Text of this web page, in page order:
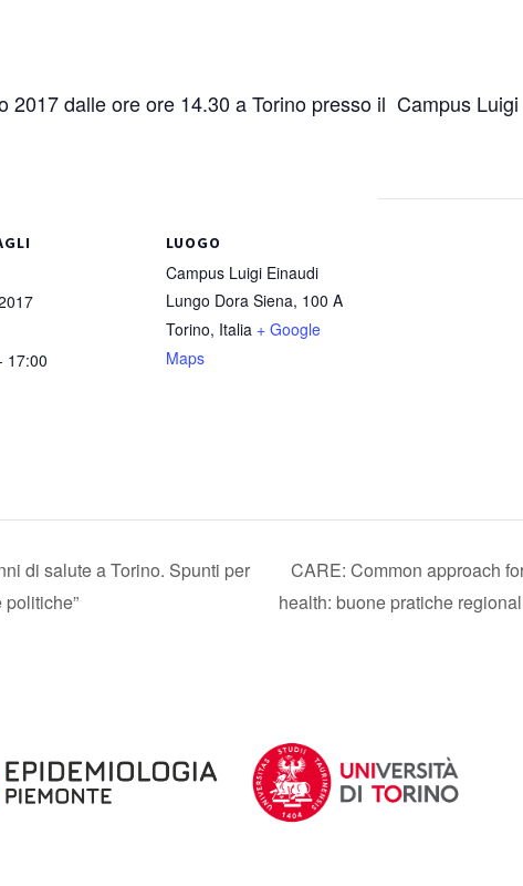
2017 dalle ore ore 14.30 a Torino presso il Campus
17:00
LUOGO
Campus Luigi Einaudi
Lungo Dora Siena, 100 A
Torino, Italia + Google
Maps
di salute a Torino. Spunti per
CARE: Common approach
health: buone pratiche